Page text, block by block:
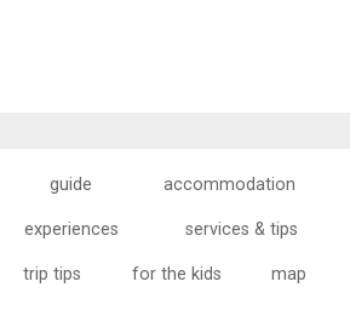
guide accommodation
experiences services & tips
trip tips for the kids map